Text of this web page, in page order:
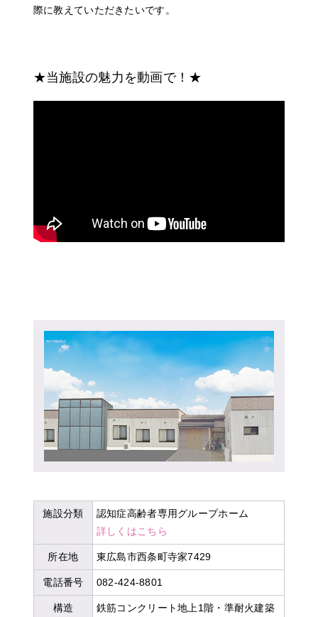
際に教えていただきたいです。
★当施設の魅力を動画で！★
施設分類
認知症高齢者専用グループホーム
詳しくはこちら
所在地 東広島市西条町寺家7429
電話番号 082-424-8801
構造 鉄筋コンクリート地上1階・準耐火建築